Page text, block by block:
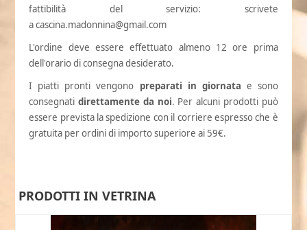
fattibilità del servizio: scrivete
acascina.madonnina@gmail.com
L'ordine deve essere effettuato almeno 12 ore prima
dell'orario di consegna desiderato.
I piatti pronti vengono preparati in giornata e sono
consegnatidirettamente da noi. Per alcuni prodotti può
essere prevista la spedizione con il corriere espresso che è
gratuita per ordini di importo superiore ai 59€.
PRODOTTI IN VETRINA